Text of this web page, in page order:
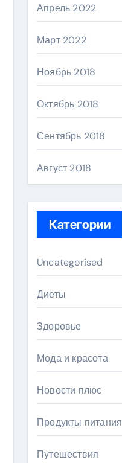
Апрель 2022
Март 2022
Ноябрь 2018
Октябрь 2018
Сентябрь 2018
Август 2018
Категории
Uncategorised
Диеты
Здоровье
Мода и красота
Новости плюс
Продукты питания
Путешествия